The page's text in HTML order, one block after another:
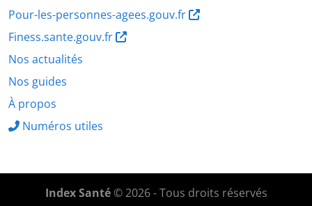
Pour-les-personnes-agees.gouv.fr
Finess.sante.gouv.fr
Nos actualités
Nos guides
À propos
Numéros utiles
Index Santé© 2026 - Tous droits réservés